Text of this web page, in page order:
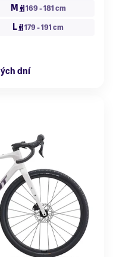
M 169 - 181 cm
L 179 - 191 cm
dní